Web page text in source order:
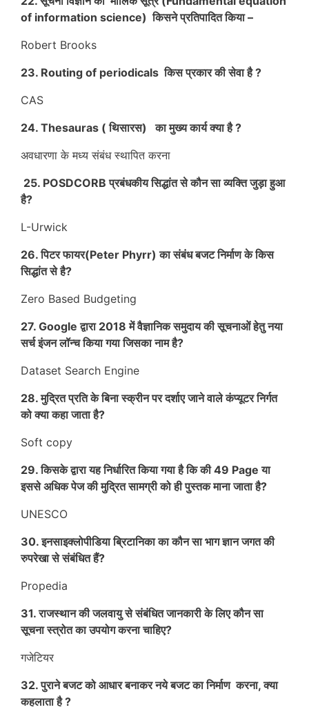
of information science) किसने प्रतिपादित किया –
Robert Brooks
23. Routing of periodicals किस प्रकार की सेवा है ?
CAS
24. Thesauras ( थिसारस) का मुख्य कार्य क्या है ?
अवधारणा के मध्य संबंध स्थापित करना
25. POSDCORB प्रबंधकीय सिद्धांत से कौन सा व्यक्ति जुड़ा हुआ
है?
L-Urwick
26. पिटर फायर(Peter Phyrr) का संबंध बजट निर्माण के किस
सिद्धांत से है?
Zero Based Budgeting
27. Google द्वारा 2018 में वैज्ञानिक समुदाय की सूचनाओं हेतु नया
सर्च इंजन लॉन्च किया गया जिसका नाम है?
Dataset Search Engine
28. मुद्रित प्रति के बिना स्क्रीन पर दर्शाए जाने वाले कंप्यूटर निर्गत
को क्या कहा जाता है?
Soft copy
29. किसके द्वारा यह निर्धारित किया गया है कि की 49 Page या
इससे अधिक पेज की मुद्रित सामग्री को ही पुस्तक माना जाता है?
UNESCO
30. इनसाइक्लोपीडिया ब्रिटानिका का कौन सा भाग ज्ञान जगत की
रुपरेखा से संबंधित हैं?
Propedia
31. राजस्थान की जलवायु से संबंधित जानकारी के लिए कौन सा
सूचना स्त्रोत का उपयोग करना चाहिए?
गजेटियर
32. पुराने बजट को आधार बनाकर नये बजट का निर्माण करना, क्या
कहलाता है ?